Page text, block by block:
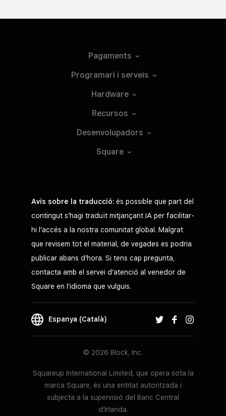
Pagaments
Programari i serveis
Hardware
Recursos
Desenvolupadors
Square
Avís sobre la traducció: és possible que part del
contingut s’hagi traduït mitjançant IA per facilitar-
hi l’accés a la nostra comunitat global. Malgrat
que revisem tot el material, de vegades es podria
publicar abans d’hora. Si tens cap pregunta,
contacta amb el servei d’atenció al venedor de
Square en l’idioma que vulguis.
Espanya (Català)
© 2026 Block, Inc.
Squareup International Limited, que opera sota la
marca Square, és una entitat autoritzada i
subjecta a la supervisió del Banc Central
d’Irlanda.